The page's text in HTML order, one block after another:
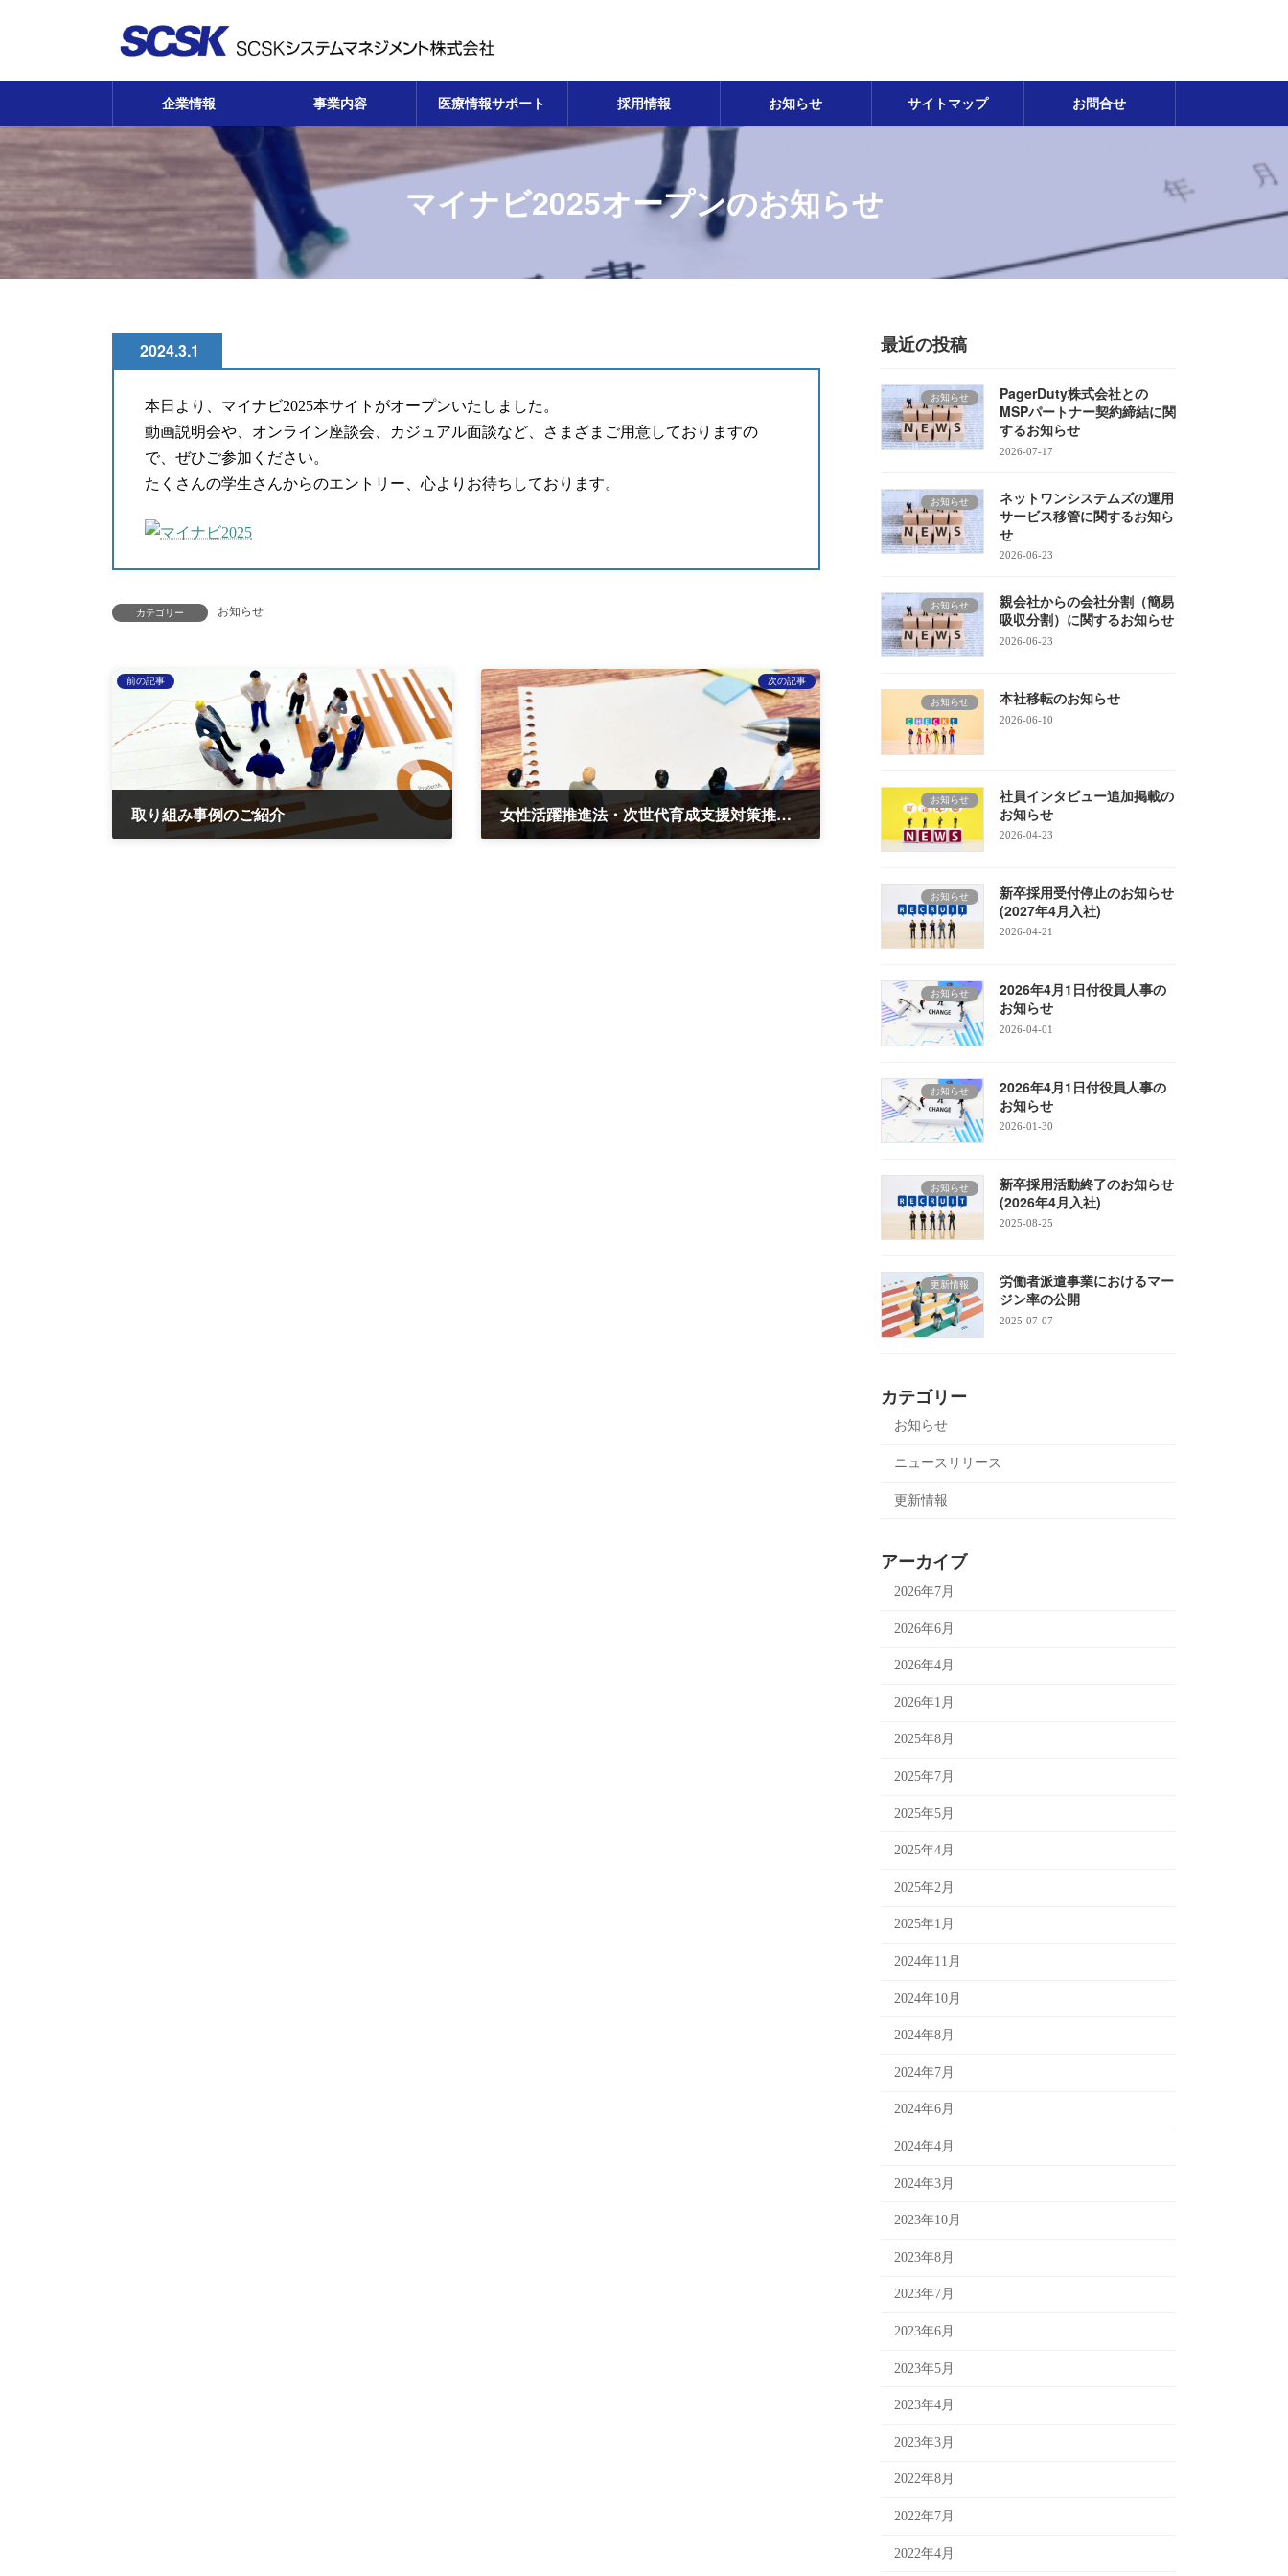
ス
プ
ン
動
企業情報 事業内容 医療情報サポート 採用情報 お知らせ サイトマップ お問合せ
マイナビ2025オープンのお知らせ
2024.3.1
本日より、マイナビ2025本サイトがオープンいたしました。
動画説明会や、オンライン座談会、カジュアル面談など、さまざまご用意しておりますの
で、ぜひご参加ください。
たくさんの学生さんからのエントリー、心よりお待ちしております。
カテゴリー お知らせ
前の記事
取り組み事例のご紹介
次の記事
女性活躍推進法・次世代育成支援対策推進法に基づく一般事業主行動計画の公表について
最近の投稿
お知らせ
PagerDuty株式会社との
MSPパートナー契約締結に関
するお知らせ
2026-07-17
お知らせ
ネットワンシステムズの運用
サービス移管に関するお知ら
せ
2026-06-23
お知らせ
親会社からの会社分割（簡易
吸収分割）に関するお知らせ
2026-06-23
お知らせ 本社移転のお知らせ
2026-06-10
お知らせ
社員インタビュー追加掲載の
お知らせ
2026-04-23
お知らせ
新卒採用受付停止のお知らせ
(2027年4月入社)
2026-04-21
お知らせ
2026年4月1日付役員人事の
お知らせ
2026-04-01
お知らせ
2026年4月1日付役員人事の
お知らせ
2026-01-30
お知らせ
新卒採用活動終了のお知らせ
(2026年4月入社)
2025-08-25
更新情報
労働者派遣事業におけるマー
ジン率の公開
2025-07-07
カテゴリー
お知らせ
ニュースリリース
更新情報
アーカイブ
2026年7月
2026年6月
2026年4月
2026年1月
2025年8月
2025年7月
2025年5月
2025年4月
2025年2月
2025年1月
2024年11月
2024年10月
2024年8月
2024年7月
2024年6月
2024年4月
2024年3月
2023年10月
2023年8月
2023年7月
2023年6月
2023年5月
2023年4月
2023年3月
2022年8月
2022年7月
2022年4月